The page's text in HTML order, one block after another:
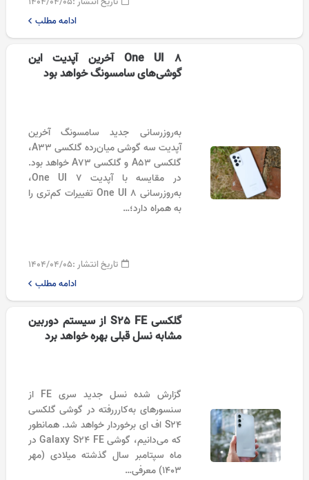
ادامه مطلب
One UI 8 آخرین آپدیت این
گوشی‌های سامسونگ خواهد بود
به‌روزرسانی جدید سامسونگ آخرین
آپدیت سه گوشی میان‌رده گلکسی A33،
گلکسی A53 و گلکسی A73 خواهد بود.
در مقایسه با آپدیت One UI 7،
به‌روزرسانی One UI 8 تغییرات کم‌تری را
به همراه دارد؛…
تاریخ انتشار :۱۴۰۴/۰۴/۰۵
ادامه مطلب
گلکسی S25 FE از سیستم دوربین
مشابه نسل قبلی بهره خواهد برد
گزارش شده نسل جدید سری FE‌ از
سنسورهای به‌کارررفته در گوشی گلکسی
S24 اف ای برخوردار خواهد شد. همانطور
که می‌دانیم، گوشی Galaxy S24 FE در
ماه سپتامبر سال گذشته میلادی (مهر
۱۴۰۳) معرفی…